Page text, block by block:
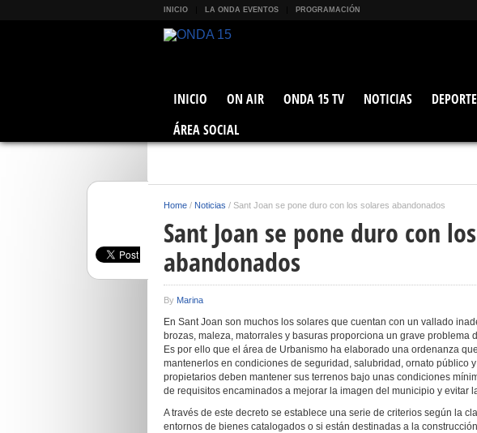
INICIO LA ONDA EVENTOS PROGRAMACIÓN
INICIO ON AIR ONDA 15 TV NOTICIAS
ÁREA SOCIAL
Home / Noticias / Sant Joan se pone duro con los solares abandonados
Sant Joan se pone duro con
abandonados
By Marina
En Sant Joan son muchos los solares que cuentan con un vallado
brozas, maleza, matorrales y basuras proporciona un grave problema
Es por ello que el área de Urbanismo ha elaborado una ordenanza
mantenerlos en condiciones de seguridad, salubridad, ornato público
propietarios deben mantener sus terrenos bajo unas condiciones
de requisitos encaminados a mejorar la imagen del municipio y evitar
A través de este decreto se establece una serie de criterios según la
entornos de bienes catalogados o si están destinadas a la